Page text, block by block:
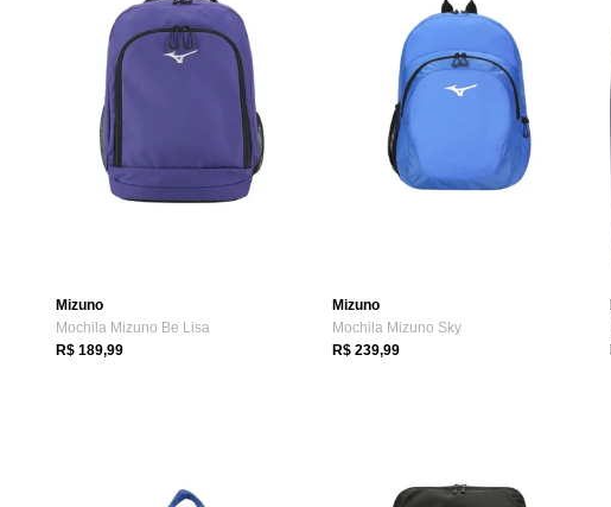
Mizuno
Mochila Mizuno Be Lisa
R$ 189,99
Mizuno
Mochila Mizuno Sky
R$ 239,99